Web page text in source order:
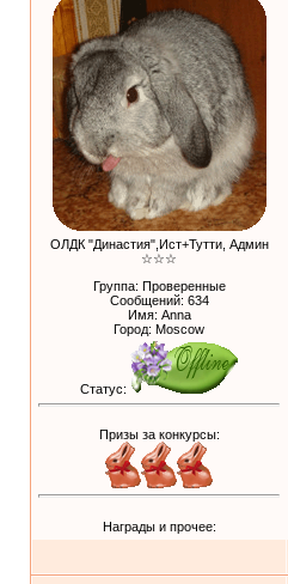
ОЛДК "Династия",Ист+Тутти, Админ
☆☆☆
Группа: Проверенные
Сообщений: 634
Имя: Anna
Город: Moscow
Статус:
Призы за конкурсы:
Награды и прочее: